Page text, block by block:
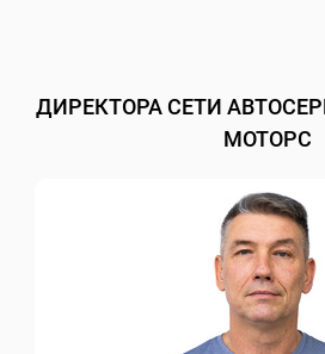
ДИРЕКТОРА СЕТИ
МОТОРС